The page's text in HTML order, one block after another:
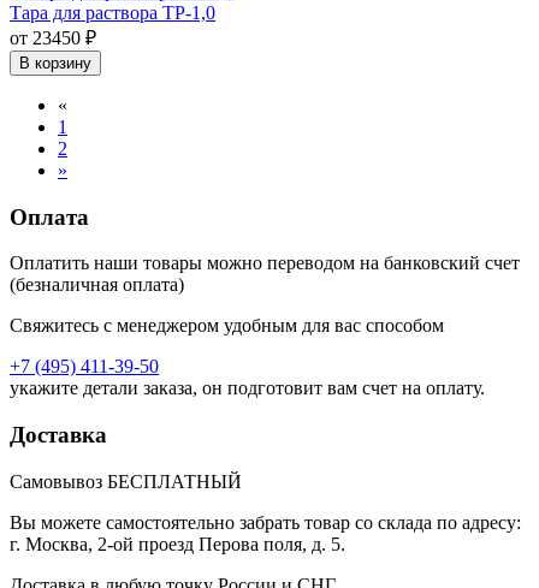
Тара для раствора ТР-1,0
от 23450 ₽
В корзину
«
1
2
»
Оплата
Оплатить наши товары можно переводом на банковский счет
(безналичная оплата)
Свяжитесь с менеджером удобным для вас способом
+7 (495) 411-39-50
укажите детали заказа, он подготовит вам счет на оплату.
Доставка
Самовывоз БЕСПЛАТНЫЙ
Вы можете самостоятельно забрать товар со склада по адресу:
г. Москва, 2-ой проезд Перова поля, д. 5.